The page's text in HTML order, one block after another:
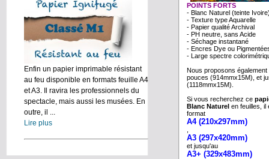
Enfin un papier imprimable résistant
au feu disponible en formats feuille A4
et A3. Il ravira les professionnels du
spectacle, mais aussi les musées. En
outre, il ...
Lire plus
POINTS FORTS
- Blanc Naturel (teinte
- Texture type Aquarelle
- Papier qualité Archival
- PH neutre, sans Acide
- Séchage instantané
- Encres Dye ou
- Large spectre
Nous proposons
pouces (914mmx15M), et
(1118mmx15M).
Si vous recherchez ce
Blanc Naturel en feuilles, il
format
A4 (210x297mm)
A3 (297x420mm)
et jusqu'au
A3+ (329x483mm)